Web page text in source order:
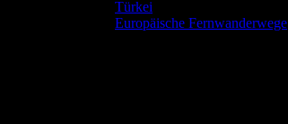
Türkei
Europäische Fernwanderwege